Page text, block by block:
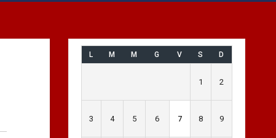
L M M G V S D
1 2
3 4 5 6 7 8 9